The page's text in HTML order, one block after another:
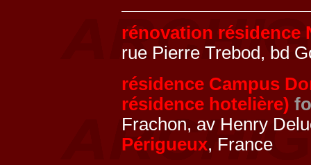
rénovation résidence
rue Pierre Trebod, bd
résidence Campus
résidence hotelière)
Frachon, av Henry
Périgueux, France